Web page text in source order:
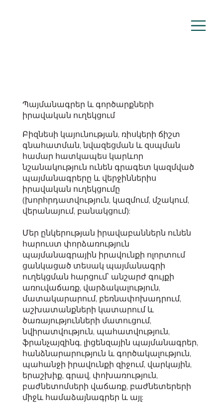
Պայմանագրեր և գործարքների
իրավական ուղեկցում
Բիզնեսի կայունության, ռիսկերի ճիշտ
գնահատման, նվազեցման և զսպման
համար հատկապես կարևոր
նշանակություն ունեն գրագետ կազմված
պայմանագրերը և վերջիններիս
իրավական ուղեկցումը
(խորհրդատվություն, կազմում, մշակում,
վերանայում, բանակցում):
Մեր ընկերության իրավաբաններն ունեն
հարուստ փորձառություն
պայմանագրային իրավունքի ոլորտում
ցանկացած տեսակ պայմանագրի
ուղեկցման հարցում՝ անշարժ գույքի
առուվաճառք, վարձակալություն,
մատակարարում, բեռնափոխադրում,
աշխատանքների կատարում և
ծառայությունների մատուցում,
նվիրատվություն, պահատվություն,
ֆրանչայզինգ, լիցենզային պայմանագրեր,
հանձնարարություն և գործակալություն,
պահանջի իրավունքի զիջում, վարկային,
երաշխիք, գրավ, փոխառություն,
բաժնետոմսերի վաճառք, բաժնետերերի
միջև համաձայնագրեր և այլ: